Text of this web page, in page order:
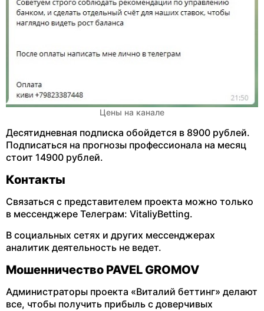
Цены на канале
Десятидневная подписка обойдется в 8900 рублей.
Подписаться на прогнозы профессионала на месяц
стоит 14900 рублей.
Контакты
Связаться с представителем проекта можно только
в мессенджере Телеграм: VitaliyBetting.
В социальных сетях и других мессенджерах
аналитик деятельность не ведет.
Мошенничество PAVEL GROMOV
Администраторы проекта «Виталий беттинг» делают
все, чтобы получить прибыль с доверчивых